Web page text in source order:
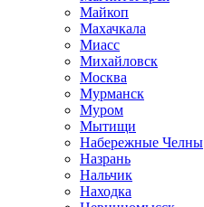
Майкоп
Махачкала
Миасс
Михайловск
Москва
Мурманск
Муром
Мытищи
Набережные Челны
Назрань
Нальчик
Находка